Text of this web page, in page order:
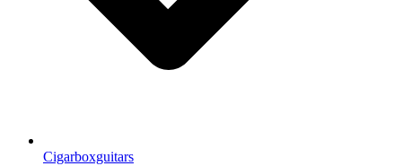
Cigarboxguitars